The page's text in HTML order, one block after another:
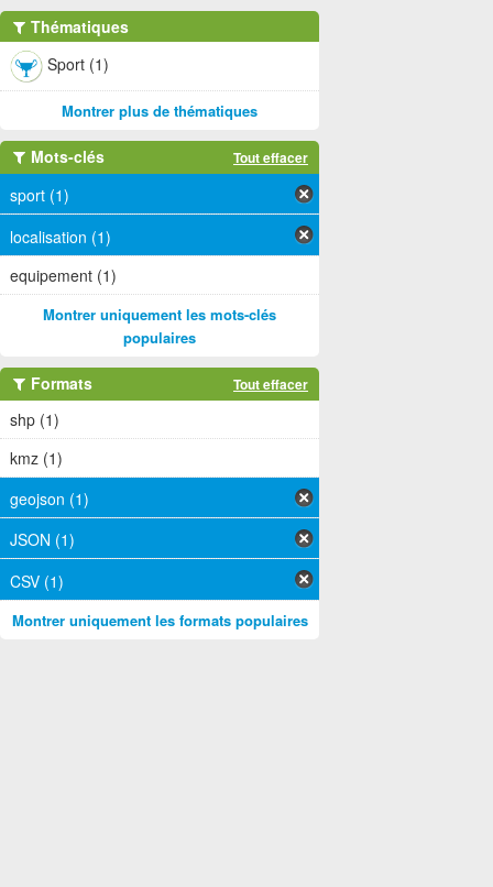
Thématiques
Sport (1)
Montrer plus de thématiques
Mots-clés Tout effacer
sport (1)
localisation (1)
equipement (1)
Montrer uniquement les mots-clés
populaires
Formats Tout effacer
shp (1)
kmz (1)
geojson (1)
JSON (1)
CSV (1)
Montrer uniquement les formats populaires